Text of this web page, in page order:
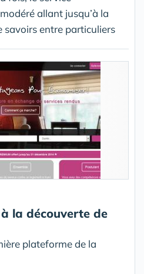
allant jusqu’à la
entre particuliers
la découverte de
plateforme de la